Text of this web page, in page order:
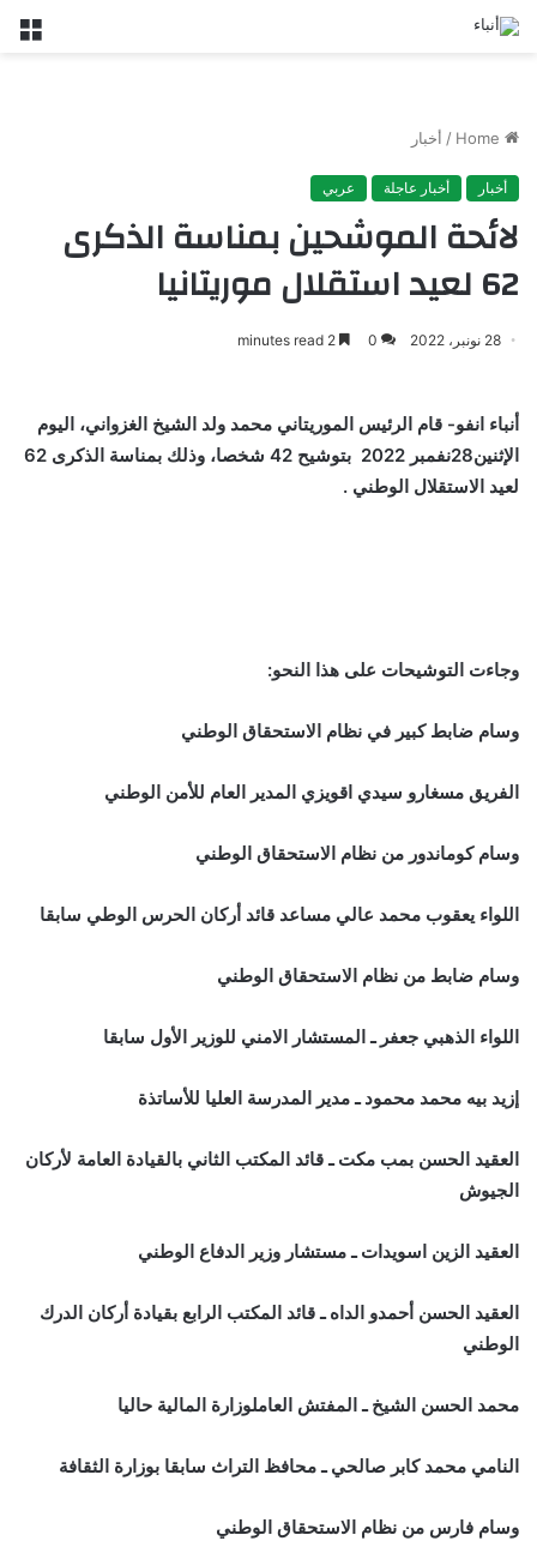
/ أخبار
أخبار أخبار عاجلة عربي
لائحة الموشحين بمناسة الذكرى
62 لعيد استقلال موريتانيا
28 نونبر، 2022 0
أنباء انفو- قام الرئيس الموريتاني محمد ولد الشيخ الغزواني، اليوم
الإثنين28نفمبر 2022 بتوشيح 42 شخصا، وذلك بمناسة الذكرى 62
لعيد الاستقلال الوطني .
وجاءت التوشيحات على هذا النحو:
وسام ضابط كبير في نظام الاستحقاق الوطني
الفريق مسغارو سيدي اقويزي المدير العام للأمن الوطني
وسام كوماندور من نظام الاستحقاق الوطني
اللواء يعقوب محمد عالي مساعد قائد أركان الحرس الوطي سابقا
وسام ضابط من نظام الاستحقاق الوطني
اللواء الذهبي جعفر ـ المستشار الامني للوزير الأول سابقا
إزيد بيه محمد محمود ـ مدير المدرسة العليا للأساتذة
العقيد الحسن بمب مكت ـ قائد المكتب الثاني بالقيادة العامة لأركان
الجيوش
العقيد الزين اسويدات ـ مستشار وزير الدفاع الوطني
العقيد الحسن أحمدو الداه ـ قائد المكتب الرابع بقيادة أركان الدرك
الوطني
محمد الحسن الشيخ ـ المفتش العاملوزارة المالية حاليا
النامي محمد كابر صالحي ـ محافظ التراث سابقا بوزارة الثقافة
وسام فارس من نظام الاستحقاق الوطني